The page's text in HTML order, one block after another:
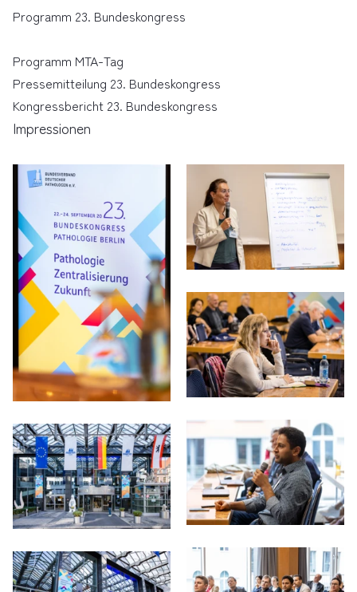
Programm 23. Bundeskongress
Programm MTA-Tag
Pressemitteilung 23. Bundeskongress
Kongressbericht 23. Bundeskongress
Impressionen